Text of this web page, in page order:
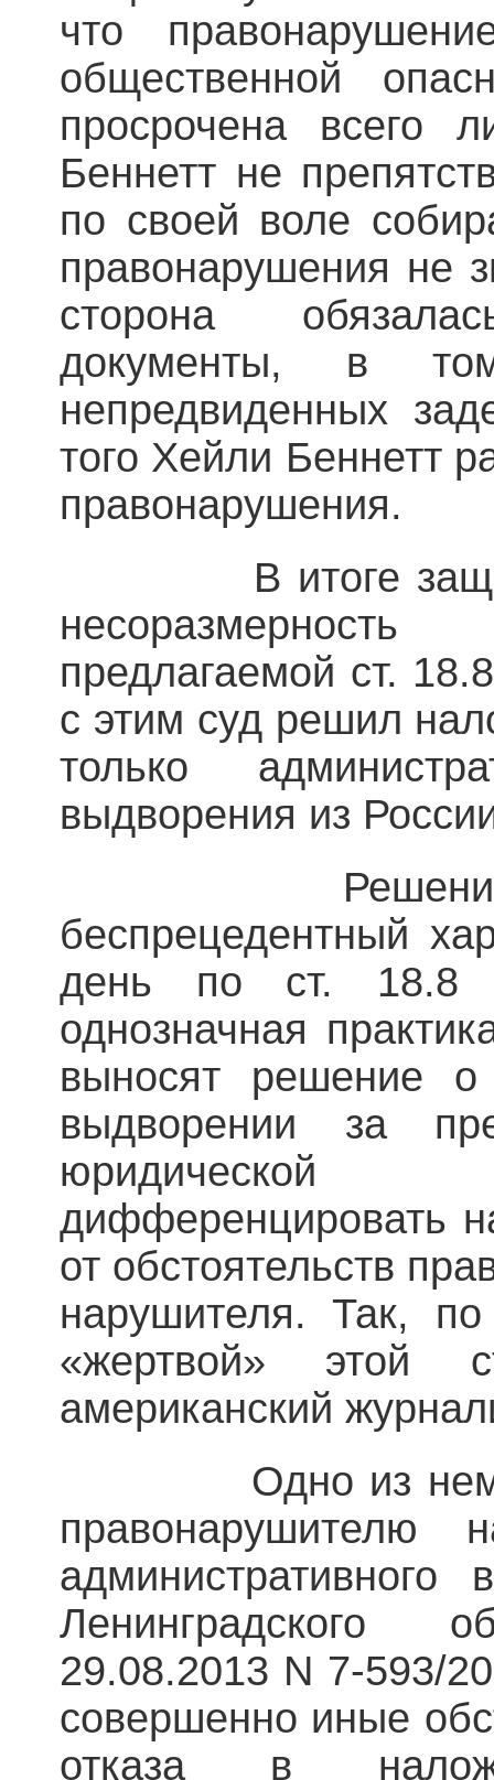
что
общественной
просрочена
Беннетт не
по своей воле
правонарушения не
сторона
документы, в
непредвиденных
того Хейли Беннетт
правонарушения.
В итоге
предлагаемой ст.
с этим суд решил
только
выдворения из
Решение
беспрецедентный
день по ст. 18.8
однозначная
выносят решение
выдворении за
дифференцировать
от обстоятельств
нарушителя. Так,
«жертвой» этой
американский
Одно из
правонарушителю
Ленинградского
29.08.2013 N 7-593/
совершенно иные
отказа в